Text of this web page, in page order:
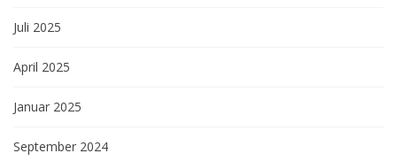
Juli 2025
April 2025
Januar 2025
September 2024